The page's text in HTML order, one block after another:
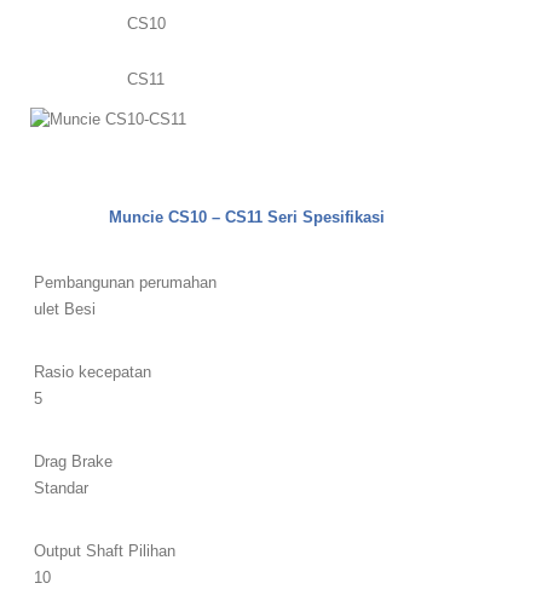
CS10
CS11
Muncie CS10 – CS11 Seri Spesifikasi
Pembangunan perumahan
ulet Besi
Rasio kecepatan
5
Drag Brake
Standar
Output Shaft Pilihan
10